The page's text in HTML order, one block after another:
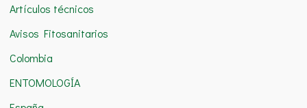
r
p
o
r
:
Artículos técnicos
Avisos Fitosanitarios
Colombia
ENTOMOLOGÍA